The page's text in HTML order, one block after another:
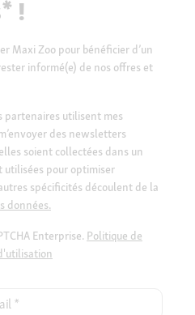
!
Maxi Zoo pour bénéficier d’un
informé(e) de nos offres et
partenaires utilisent mes
des newsletters
soient collectées dans un
pour optimiser
spécificités découlent de la
données.
Enterprise. Politique de
*